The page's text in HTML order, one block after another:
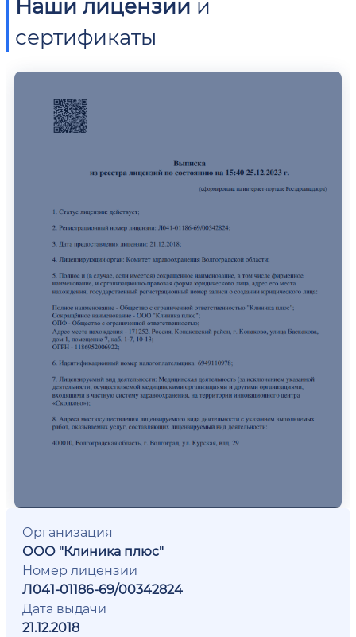
Наши лицензии и
сертификаты
Организация
ООО "Клиника плюс"
Номер лицензии
Л041-01186-69/00342824
Дата выдачи
21.12.2018